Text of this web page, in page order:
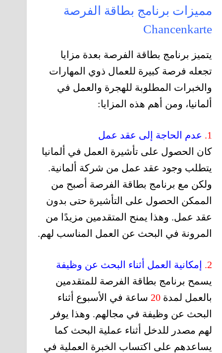
مميزات برنامج بطاقة الفرصة
Chancenkarte
يتميز برنامج بطاقة الفرصة بعدة مزايا
تجعله فرصة كبيرة للعمال ذوي المهارات
والخبرات المطلوبة للهجرة والعمل في
ألمانيا، ومن أهم هذه المزايا:
1. عدم الحاجة إلى عقد عمل
كان الحصول على تأشيرة العمل في ألمانيا
يتطلب وجود عقد عمل من شركة ألمانية.
ولكن مع برنامج بطاقة الفرصة أصبح من
الممكن الحصول على التأشيرة حتى بدون
عقد عمل. وهذا يمنح المتقدمين مزيدًا من
المرونة في البحث عن العمل المناسب لهم.
2.
إمكانية العمل أثناء البحث عن وظيفة
يسمح برنامج بطاقة الفرصة للمتقدمين
بالعمل لمدة 20 ساعة في الأسبوع أثناء
البحث عن وظيفة في مجالهم. وهذا يوفر
لهم مصدر للدخل أثناء عملية البحث كما
يساعدهم على اكتساب الخبرة العملية في